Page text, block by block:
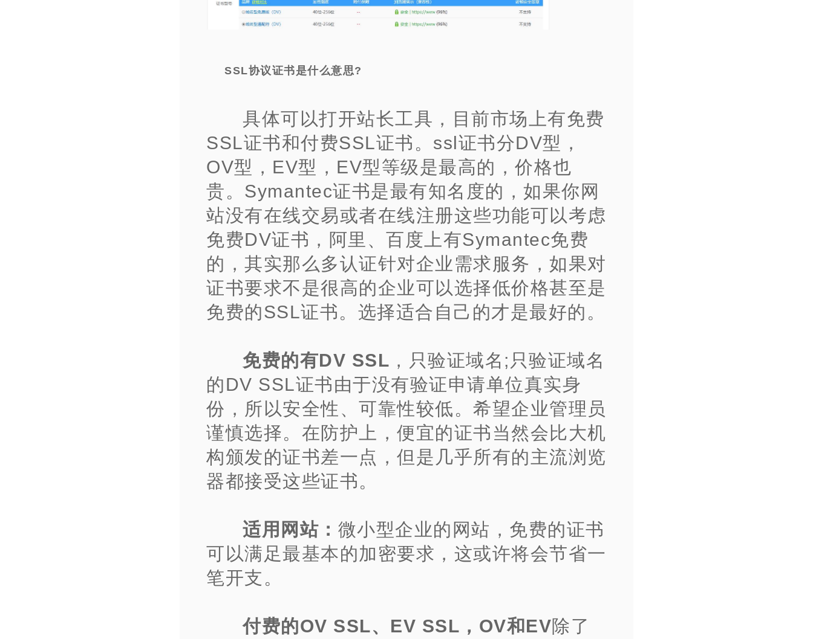
SSL协议证书是什么意思?
具体可以打开站长工具，目前市场上有免费
SSL证书和付费SSL证书。ssl证书分DV型，
OV型，EV型，EV型等级是最高的，价格也
贵。Symantec证书是最有知名度的，如果你网
站没有在线交易或者在线注册这些功能可以考虑
免费DV证书，阿里、百度上有Symantec免费
的，其实那么多认证针对企业需求服务，如果对
证书要求不是很高的企业可以选择低价格甚至是
免费的SSL证书。选择适合自己的才是最好的。
免费的有DV SSL ，只验证域名;只验证域名
的DV SSL证书由于没有验证申请单位真实身
份，所以安全性、可靠性较低。希望企业管理员
谨慎选择。在防护上，便宜的证书当然会比大机
构颁发的证书差一点，但是几乎所有的主流浏览
器都接受这些证书。
适用网站： 微小型企业的网站，免费的证书
可以满足最基本的加密要求，这或许将会节省一
笔开支。
付费的OV SSL、EV SSL，OV和EV除了